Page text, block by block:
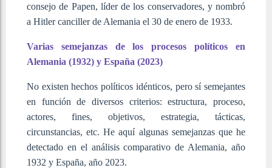
consejo de Papen, líder de los conservadores, y nombró
a Hitler canciller de Alemania el 30 de enero de 1933.
Varias semejanzas de los procesos políticos en
Alemania (1932) y España (2023)
No existen hechos políticos idénticos, pero sí semejantes
en función de diversos criterios: estructura, proceso,
actores, fines, objetivos, estrategia, tácticas,
circunstancias, etc. He aquí algunas semejanzas que he
detectado en el análisis comparativo de Alemania, año
1932 y España, año 2023.